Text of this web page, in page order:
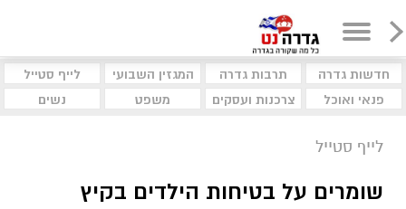
חדשות גדרה תרבות גדרה המגזין השבועי
לייף סטייל
פנאי ואוכל
צרכנות ועסקים משפט נשים
לייף סטייל
שומרים על בטיחות הילדים בקיץ